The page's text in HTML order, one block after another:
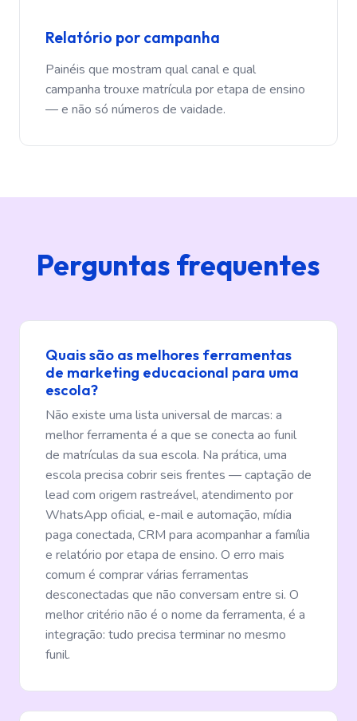
Relatório por campanha
Painéis que mostram qual canal e qual
campanha trouxe matrícula por etapa de ensino
— e não só números de vaidade.
Perguntas frequentes
Quais são as melhores ferramentas
de marketing educacional para uma
escola?
Não existe uma lista universal de marcas: a
melhor ferramenta é a que se conecta ao funil
de matrículas da sua escola. Na prática, uma
escola precisa cobrir seis frentes — captação de
lead com origem rastreável, atendimento por
WhatsApp oficial, e-mail e automação, mídia
paga conectada, CRM para acompanhar a família
e relatório por etapa de ensino. O erro mais
comum é comprar várias ferramentas
desconectadas que não conversam entre si. O
melhor critério não é o nome da ferramenta, é a
integração: tudo precisa terminar no mesmo
funil.